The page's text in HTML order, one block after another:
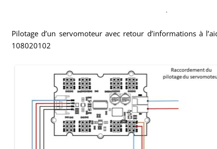
.
Pilotage d’un servomoteur avec retour d’informations à
108020102